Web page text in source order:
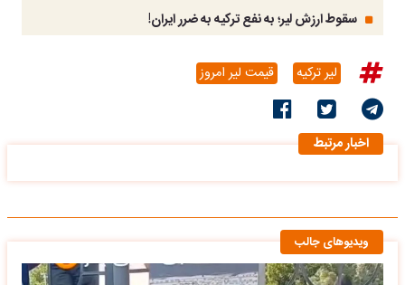
سقوط ارزش لیر؛ به نفع ترکیه به ضرر ایران!
لیر ترکیه قیمت لیر امروز
اخبار مرتبط
ویدیوهای جالب